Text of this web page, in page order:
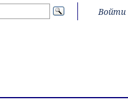
Войти